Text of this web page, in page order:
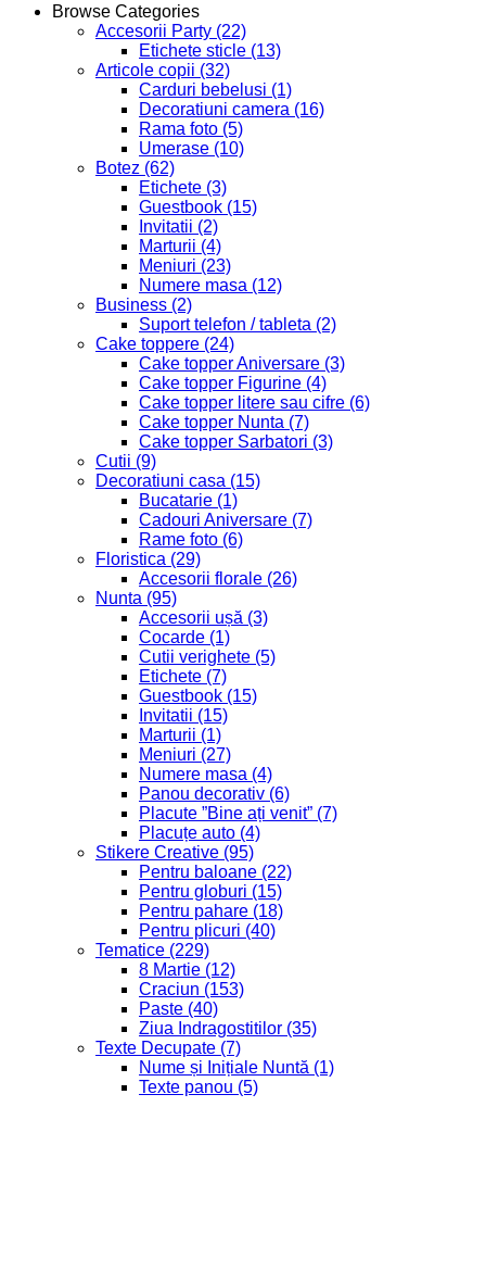
Browse Categories
Accesorii Party (22)
Etichete sticle (13)
Articole copii (32)
Carduri bebelusi (1)
Decoratiuni camera (16)
Rama foto (5)
Umerase (10)
Botez (62)
Etichete (3)
Guestbook (15)
Invitatii (2)
Marturii (4)
Meniuri (23)
Numere masa (12)
Business (2)
Suport telefon / tableta (2)
Cake toppere (24)
Cake topper Aniversare (3)
Cake topper Figurine (4)
Cake topper litere sau cifre (6)
Cake topper Nunta (7)
Cake topper Sarbatori (3)
Cutii (9)
Decoratiuni casa (15)
Bucatarie (1)
Cadouri Aniversare (7)
Rame foto (6)
Floristica (29)
Accesorii florale (26)
Nunta (95)
Accesorii ușă (3)
Cocarde (1)
Cutii verighete (5)
Etichete (7)
Guestbook (15)
Invitatii (15)
Marturii (1)
Meniuri (27)
Numere masa (4)
Panou decorativ (6)
Placute ”Bine ați venit” (7)
Placuțe auto (4)
Stikere Creative (95)
Pentru baloane (22)
Pentru globuri (15)
Pentru pahare (18)
Pentru plicuri (40)
Tematice (229)
8 Martie (12)
Craciun (153)
Paste (40)
Ziua Indragostitilor (35)
Texte Decupate (7)
Nume și Inițiale Nuntă (1)
Texte panou (5)